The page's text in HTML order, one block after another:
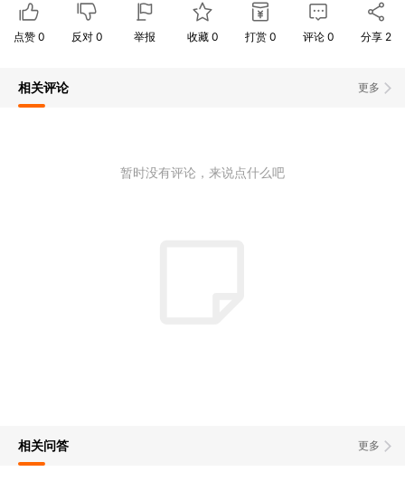
点赞 0 反对 0 举报 收藏 0 打赏 0 评论 0 分享 2
更多
相关评论
暂时没有评论，来说点什么吧
更多
相关问答